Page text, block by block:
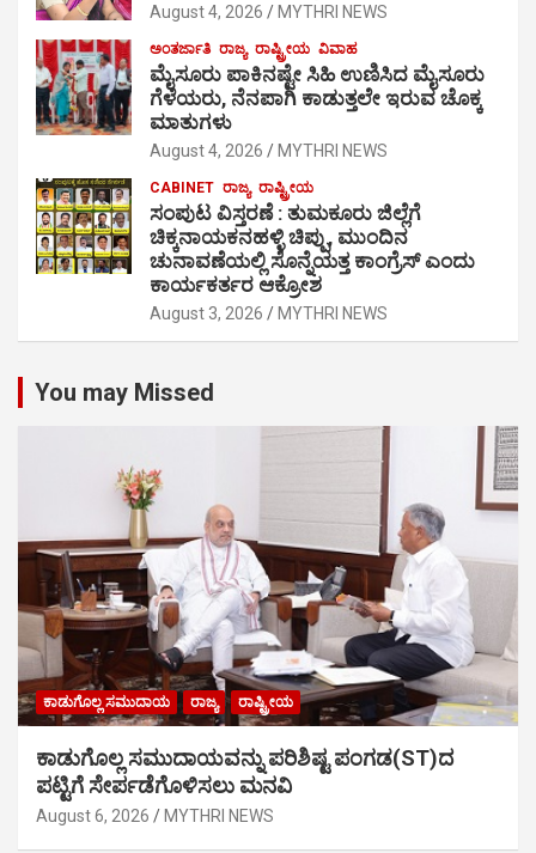
August 4, 2026 MYTHRI NEWS
ಅಂತರ್ಜಾತಿ ರಾಜ್ಯ ರಾಷ್ಟ್ರೀಯ ವಿವಾಹ
ಮೈಸೂರು ಪಾಕಿನಷ್ಟೇ ಸಿಹಿ ಉಣಿಸಿದ ಮೈಸೂರು
ಗೆಳೆಯರು, ನೆನಪಾಗಿ ಕಾಡುತ್ತಲೇ ಇರುವ ಚೊಕ್ಕ
ಮಾತುಗಳು
August 4, 2026 MYTHRI NEWS
CABINET ರಾಜ್ಯ ರಾಷ್ಟ್ರೀಯ
ಸಂಪುಟ ವಿಸ್ತರಣೆ : ತುಮಕೂರು ಜಿಲ್ಲೆಗೆ
ಚಿಕ್ಕನಾಯಕನಹಳ್ಳಿ ಚಿಪ್ಪು, ಮುಂದಿನ
ಚುನಾವಣೆಯಲ್ಲಿ ಸೊನ್ನೆಯತ್ತ ಕಾಂಗ್ರೆಸ್ ಎಂದು
ಕಾರ್ಯಕರ್ತರ ಆಕ್ರೋಶ
August 3, 2026 MYTHRI NEWS
You may Missed
ಕಾಡುಗೊಲ್ಲ ಸಮುದಾಯ ರಾಜ್ಯ ರಾಷ್ಟ್ರೀಯ
ಕಾಡುಗೊಲ್ಲ ಸಮುದಾಯವನ್ನು ಪರಿಶಿಷ್ಟ ಪಂಗಡ(ST)ದ
ಪಟ್ಟಿಗೆ ಸೇರ್ಪಡೆಗೊಳಿಸಲು ಮನವಿ
August 6, 2026 MYTHRI NEWS